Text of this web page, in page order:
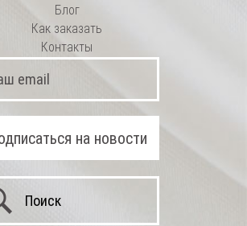
Блог
Как заказать
Контакты